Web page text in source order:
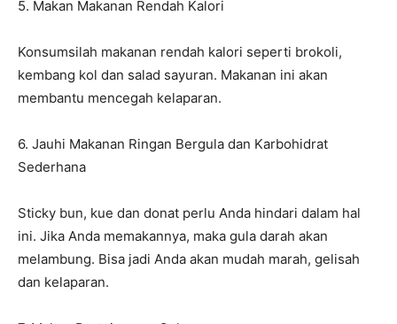
5. Makan Makanan Rendah Kalori
Konsumsilah makanan rendah kalori seperti brokoli,
kembang kol dan salad sayuran. Makanan ini akan
membantu mencegah kelaparan.
6. Jauhi Makanan Ringan Bergula dan Karbohidrat
Sederhana
Sticky bun, kue dan donat perlu Anda hindari dalam hal
ini. Jika Anda memakannya, maka gula darah akan
melambung. Bisa jadi Anda akan mudah marah, gelisah
dan kelaparan.